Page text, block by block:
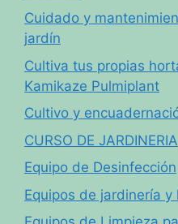
Cuidado y
jardín
Cultiva tus propias
Kamikaze Pulmiplant
Cultivo y
CURSO DE JARDINERIA
Equipo de Desinfección
Equipos de jardinería y